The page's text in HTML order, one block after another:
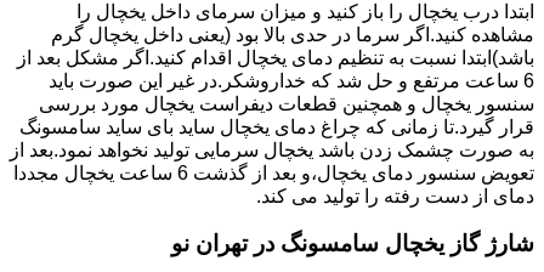
ابتدا درب یخچال را باز کنید و میزان سرمای داخل یخچال را
مشاهده کنید.اگر سرما در حدی بالا بود (یعنی داخل یخچال گرم
باشد)ابتدا نسبت به تنظیم دمای یخچال اقدام کنید.اگر مشکل بعد از
6 ساعت مرتفع و حل شد که خداروشکر.در غیر این صورت باید
سنسور یخچال و همچنین قطعات دیفراست یخچال مورد بررسی
قرار گیرد.تا زمانی که چراغ دمای یخچال ساید بای ساید سامسونگ
به صورت چشمک زدن باشد یخچال سرمایی تولید نخواهد نمود.بعد از
تعویض سنسور دمای یخچال،و بعد از گذشت 6 ساعت یخچال مجددا
دمای از دست رفته را تولید می کند.
شارژ گاز یخچال سامسونگ در تهران نو